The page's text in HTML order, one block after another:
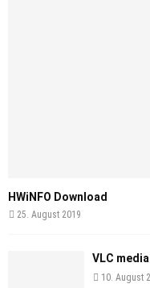
HWiNFO Download
25. August 2019
VLC
10. August